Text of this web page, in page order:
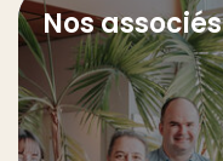
Nos associés